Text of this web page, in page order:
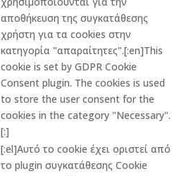
αποθήκευση της συγκατάθεσης
χρήστη για τα cookies στην
κατηγορία "απαραίτητες".[:en]This
cookie is set by GDPR Cookie
Consent plugin. The cookies is used
to store the user consent for the
cookies in the category "Necessary".
[:]
[:el]Αυτό το cookie έχει οριστεί από
το plugin συγκατάθεσης Cookie